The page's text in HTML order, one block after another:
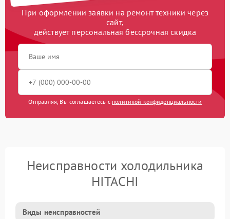
При оформлении заявки на ремонт техники через
сайт,
действует персональная бессрочная скидка
Отправляя, Вы соглашаетесь с политикой конфиденциальности
Неисправности холодильника
HITACHI
Виды неисправностей